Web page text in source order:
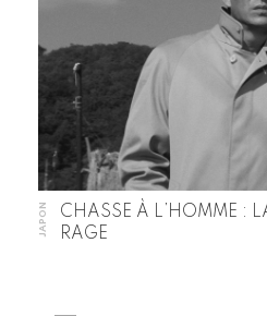
JAPON
CHASSE À L’HOMME :
RAGE